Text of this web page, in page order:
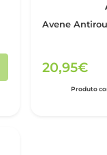
Avene
20,95€
Produto